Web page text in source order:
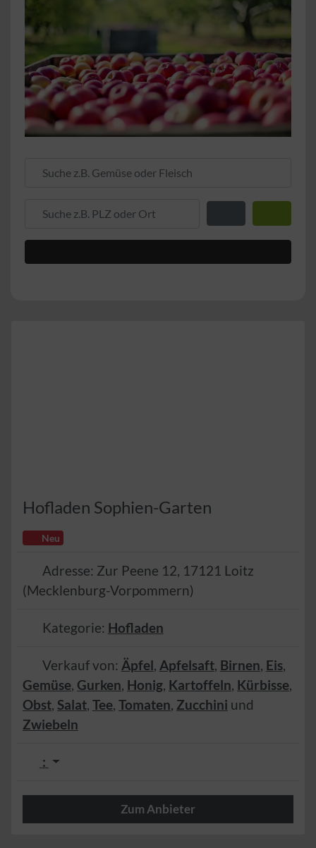
Hofladen Sophien-Garten
Neu
Adresse: Zur Peene 12, 17121 Loitz
(Mecklenburg-Vorpommern)
Kategorie: Hofladen
Verkauf von: Äpfel, Apfelsaft, Birnen, Eis,
Gemüse, Gurken, Honig, Kartoffeln, Kürbisse,
Obst, Salat, Tee, Tomaten, Zucchini und
Zwiebeln
:
Zum Anbieter